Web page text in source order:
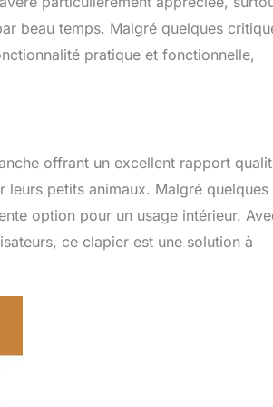
beau temps. Malgré quelques
pratique et fonctionnelle,
offrant un excellent rapport
petits animaux. Malgré quelques
option pour un usage intérieur.
ce clapier est une solution à